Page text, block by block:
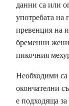
данни са или
употребата на
превенция на
бременни
пикочния
Необходими
окончателни
е подходяща за